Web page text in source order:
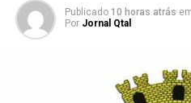
Publicado 10 horas atrás
Por Jornal Qtal